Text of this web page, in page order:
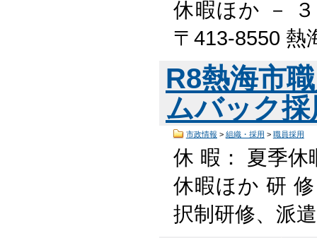
休暇ほか －
〒413-8550
R8熱海市
ムバック
市政情報 > 組織・採用 > 職員採用
休 暇： 夏季休
休暇ほか 研
択制研修、派